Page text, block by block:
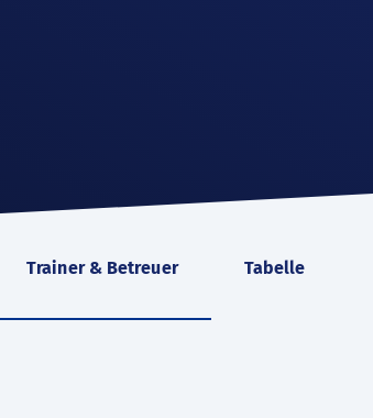
Trainer & Betreuer Tabelle